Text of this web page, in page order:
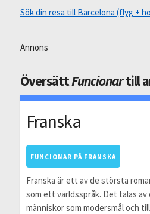
Sök din resa till Barcelona (flyg +
Annons
ÖversättFuncionartill
Franska
FUNCIONAR PÅ FRANSKA
Franska är ett av de största
som ett världsspråk. Det talas av
människor som modersmål och